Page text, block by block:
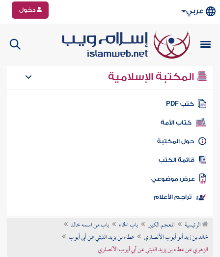
عربي دخول
المكتبة الإسلامية
كتب PDF
كتاب الأمة
المكتبة
الكتب
موضوعي
تراجم الأعلام
الرئيسية المعجم الكبير باب الخاء
باب من اسمه خالد
خالد بن زيد أبو أيوب الأنصاري
عطاء بن يزيد الليثي عن أبي أيوب
الزهري عن عطاء بن يزيد الليثي عن أبي أيوب الأنصاري